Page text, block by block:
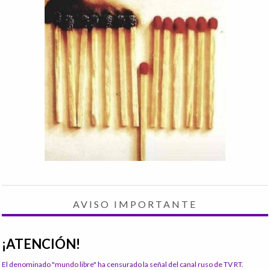
AVISO IMPORTANTE
¡ATENCIÓN!
El denominado "mundo libre" ha censurado la señal del canal ruso de TV RT.